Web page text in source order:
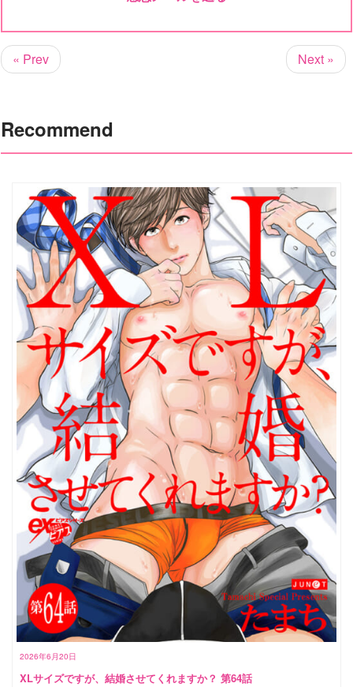
« Prev Next »
Recommend
2026年6月20日
XLサイズですが、結婚させてくれますか？ 第64話